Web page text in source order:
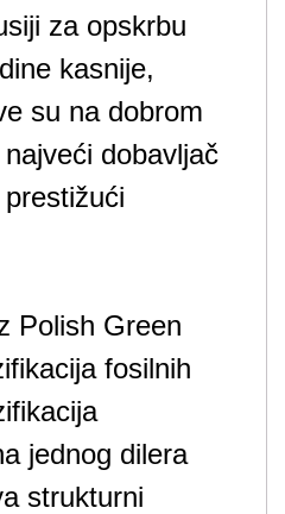
za opskrbu
kasnije,
su na dobrom
dobavljač
Polish Green
fosilnih
jednog dilera
strukturni